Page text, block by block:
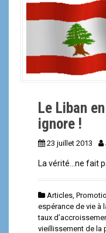
Le Liban
ignore !
23 juillet 2013
La vérité…ne fait
Articles
espérance de vie à
taux
vieillissement de la